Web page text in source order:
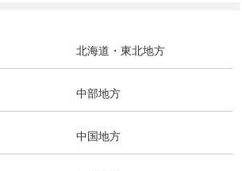
北海道・東北地方
中部地方
中国地方